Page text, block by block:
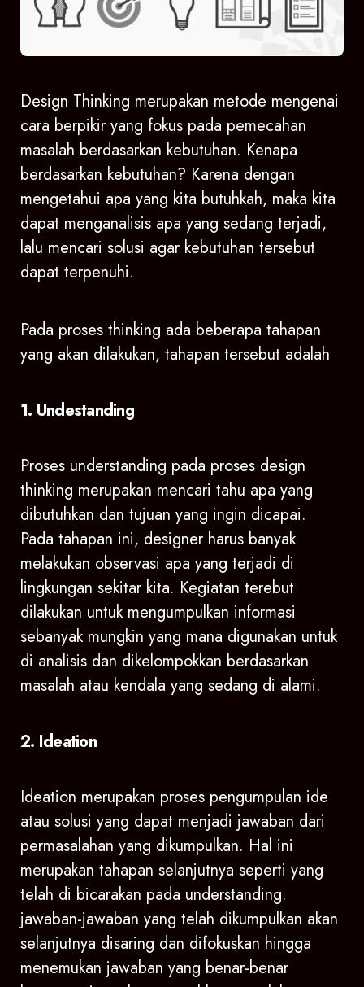
Design Thinking merupakan metode mengenai
cara berpikir yang fokus pada pemecahan
masalah berdasarkan kebutuhan. Kenapa
berdasarkan kebutuhan? Karena dengan
mengetahui apa yang kita butuhkah, maka kita
dapat menganalisis apa yang sedang terjadi,
lalu mencari solusi agar kebutuhan tersebut
dapat terpenuhi.
Pada proses thinking ada beberapa tahapan
yang akan dilakukan, tahapan tersebut adalah
1. Undestanding
Proses understanding pada proses design
thinking merupakan mencari tahu apa yang
dibutuhkan dan tujuan yang ingin dicapai.
Pada tahapan ini, designer harus banyak
melakukan observasi apa yang terjadi di
lingkungan sekitar kita. Kegiatan terebut
dilakukan untuk mengumpulkan informasi
sebanyak mungkin yang mana digunakan untuk
di analisis dan dikelompokkan berdasarkan
masalah atau kendala yang sedang di alami.
2. Ideation
Ideation merupakan proses pengumpulan ide
atau solusi yang dapat menjadi jawaban dari
permasalahan yang dikumpulkan. Hal ini
merupakan tahapan selanjutnya seperti yang
telah di bicarakan pada understanding.
jawaban-jawaban yang telah dikumpulkan akan
selanjutnya disaring dan difokuskan hingga
menemukan jawaban yang benar-benar